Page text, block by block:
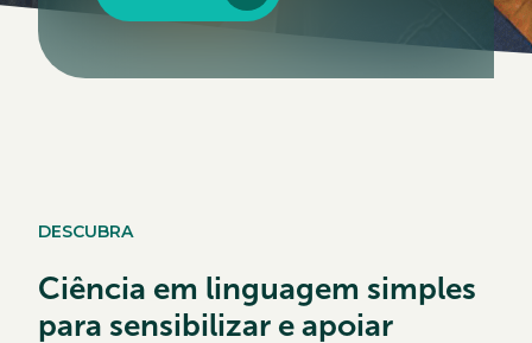
DESCUBRA
Ciência em linguagem simples
para sensibilizar e apoiar